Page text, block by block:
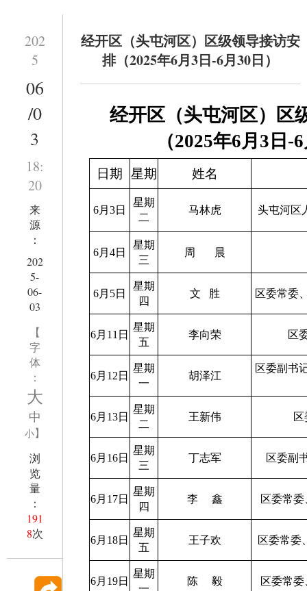
202
5
06
/0
3
18:
20
来
源
：
202
5-
06-
03
【
字
体
：
大
中
小】
浏
览
量
：
191
8次
经开区（头屯河区）区级领导接访安
排（2025年6月3日-6月30日）
经开区（头屯河区）区
（2025年6月 3 日 -6
日期 星期 姓名
6月3日
星期
二
马林虎 头屯河区
6月4日
星期
三
周 晨
6月5日
星期
四
文 胜 区委常委
6月11日
星期
五
李向荣 区
6月12日
星期
一
胡泽江
区委副书
6月13日
星期
二
王新伟
6月16日
星期
三
丁志军 区委副
6月17日
星期
四
李 鑫 区委常
6月18日
星期
五
王子欢 区委常委
6月19日
星期
一
陈 毅 区委常